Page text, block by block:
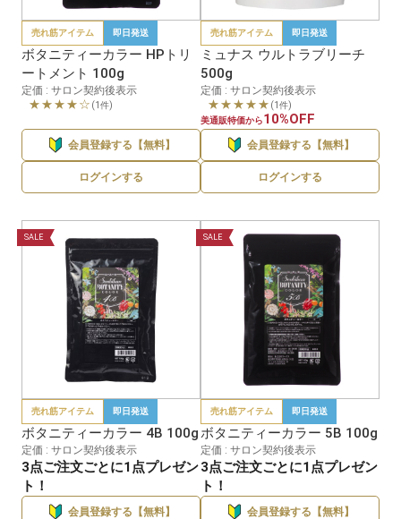
売れ筋アイテム 即日発送
ボタニティーカラー HPトリ
ートメント 100g
定価 : サロン契約後表示
★★★★☆ (1件)
会員登録する【無料】
ログインする
売れ筋アイテム 即日発送
ミュナス ウルトラブリーチ
500g
定価 : サロン契約後表示
★★★★★ (1件)
美通販特価から10%OFF
会員登録する【無料】
ログインする
SALE
売れ筋アイテム 即日発送
ボタニティーカラー 4B 100g
定価 : サロン契約後表示
3点ご注文ごとに1点プレゼン
ト！
会員登録する【無料】
SALE
売れ筋アイテム 即日発送
ボタニティーカラー 5B 100g
定価 : サロン契約後表示
3点ご注文ごとに1点プレゼン
ト！
会員登録する【無料】